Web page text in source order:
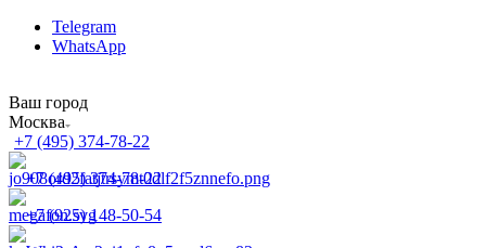
Telegram
WhatsApp
Ваш город
Москва
+7 (495) 374-78-22
+7 (495) 374-78-22
+7 (925) 148-50-54